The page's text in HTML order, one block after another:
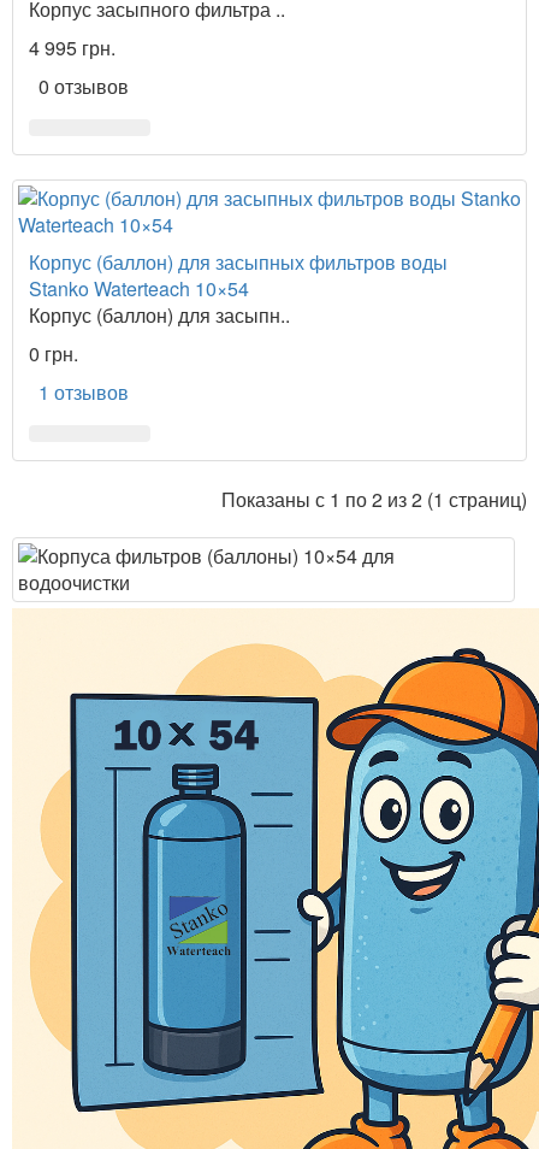
Корпус засыпного фильтра ..
4 995 грн.
0 отзывов
Корпус (баллон) для засыпных фильтров воды
Stanko Waterteach 10×54
Корпус (баллон) для засыпн..
0 грн.
1 отзывов
Показаны с 1 по 2 из 2 (1 страниц)